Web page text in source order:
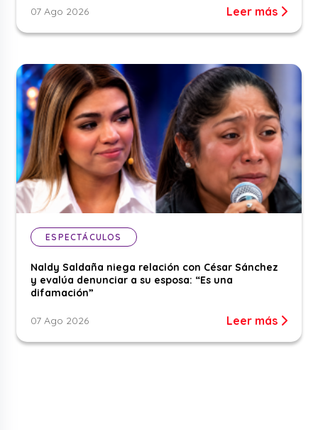
07 Ago 2026 Leer más
ESPECTÁCULOS
Naldy Saldaña niega relación con César Sánchez
y evalúa denunciar a su esposa: “Es una
difamación”
07 Ago 2026 Leer más